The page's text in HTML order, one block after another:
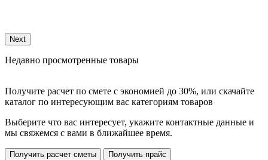
Next
Недавно просмотренные товары
Получите расчет по смете с экономией до 30%, или скачайте
каталог по интересующим вас категориям товаров
Выберите что вас интересует, укажите контактные данные и
мы свяжемся с вами в ближайшее время.
Получить расчет сметы Получить прайс